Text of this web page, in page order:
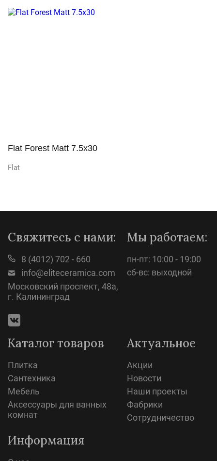
Просмотр
Flat Forest Matt 7.5x30
Flat
Свяжитесь с нами:
8 (4012) 702 - 660
info@eliteceramica.com
Московский проспект, 48а,
г. Калининград
Мы работаем:
пн-пт: 10:00 - 19:00
сб-вс: выходной
Каталог товаров
Плитка
Сантехника
Мебель
Аксессуары для ванных
комнат
Актуальное
Акции
Новости
Наши проекты
Фабрики
Сотрудничество
Информация